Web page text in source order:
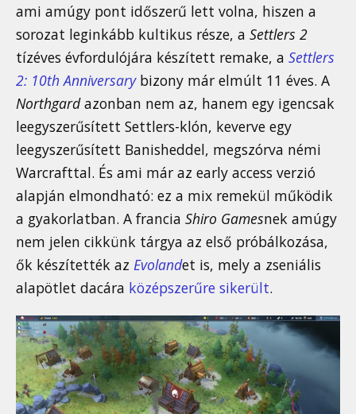
ami amúgy pont időszerű lett volna, hiszen a
sorozat leginkább kultikus része, a Settlers 2
tízéves évfordulójára készített remake, a Settlers
2: 10th Anniversarybizony már elmúlt 11 éves. A
Northgardazonban nem az, hanem egy igencsak
leegyszerűsített Settlers-klón, keverve egy
leegyszerűsített Banisheddel, megszórva némi
Warcrafttal. És ami már az early access verzió
alapján elmondható: ez a mix remekül működik
a gyakorlatban. A francia Shiro Gamesnek amúgy
nem jelen cikkünk tárgya az első próbálkozása,
ők készítették az Evolandet is, mely a zseniális
alapötlet dacára középszerűre sikerült.